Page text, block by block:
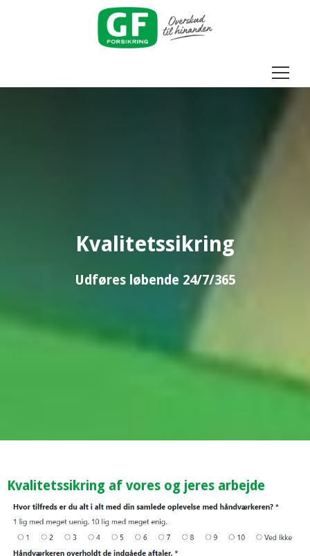
Menu
Kvalitetssikring
Udføres løbende 24/7/365
Kvalitetssikring af vores og jeres arbejde